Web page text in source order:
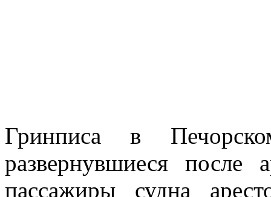
Гринписа в
развернувшиеся после
пассажиры судна